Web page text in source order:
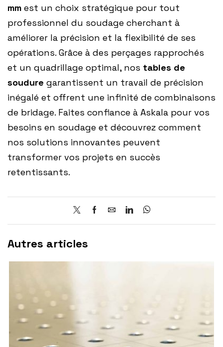
mm est un choix stratégique pour tout
professionnel du soudage cherchant à
améliorer la précision et la flexibilité de ses
opérations. Grâce à des perçages rapprochés
et un quadrillage optimal, nos tables de
soudure garantissent un travail de précision
inégalé et offrent une infinité de combinaisons
de bridage. Faites confiance à Askala pour vos
besoins en soudage et découvrez comment
nos solutions innovantes peuvent
transformer vos projets en succès
retentissants.
Autres articles